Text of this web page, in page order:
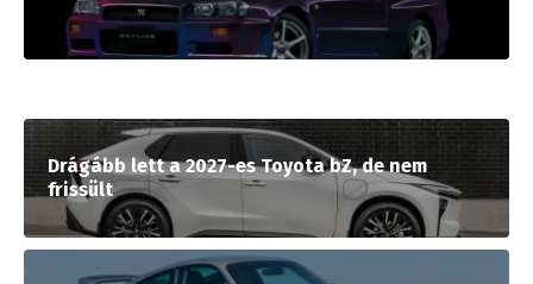
Drágább lett a 2027-es Toyota bZ, de nem
frissült